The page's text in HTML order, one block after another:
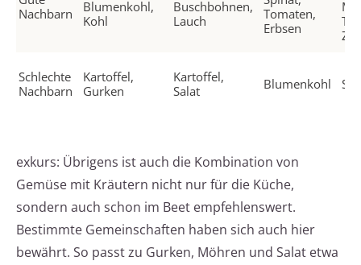
Nachbarn
Blumenkohl,
Kohl
Buschbohnen,
Lauch
Tomaten,
Erbsen
Schlechte
Nachbarn
Kartoffel,
Gurken
Kartoffel,
Salat
Blumenkohl
exkurs: Übrigens ist auch die Kombination von
Gemüse mit Kräutern nicht nur für die Küche,
sondern auch schon im Beet empfehlenswert.
Bestimmte Gemeinschaften haben sich auch hier
bewährt. So passt zu Gurken, Möhren und Salat etwa